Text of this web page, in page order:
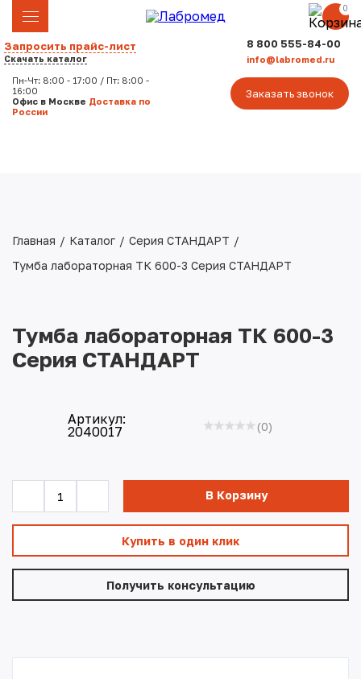
Новости
0
Запросить прайс-лист
Скачать каталог
8 800 555-84-00
info@labromed.ru
Заказать звонок
Пн-Чт: 8:00 - 17:00 / Пт: 8:00 -
16:00
Офис в Москве Доставка по
России
Главная Каталог
Серия СТАНДАРТ
Тумба лабораторная ТК 600-3 Серия СТАНДАРТ
Тумба лабораторная ТК 600-3
Серия СТАНДАРТ
Артикул:
2040017
(0)
В Корзину
Купить в один клик
Получить консультацию